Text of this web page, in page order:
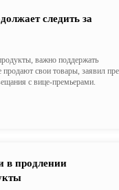
следить за
важно поддержать
свои товары, заявил
с вице-премьерами.
в продлении